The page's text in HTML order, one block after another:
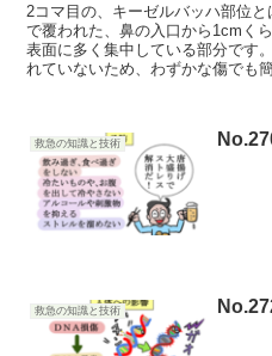
2コマ目の、キーゼルバッハ部位
で覆われた、鼻の入口から1cmく
表面に多く集中している部分です
れていないため、わずかな傷でも簡
救急の知識と技術
救急の知識と技術